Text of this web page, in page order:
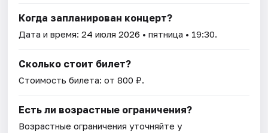
Когда запланирован концерт?
Дата и время:24 июля 2026 • пятница • 19:30.
Сколько стоит билет?
Стоимость билета: от 800 ₽.
Есть ли возрастные ограничения?
Возрастные ограничения уточняйте у